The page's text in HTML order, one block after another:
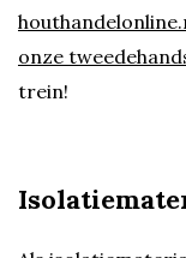
onze
trein!